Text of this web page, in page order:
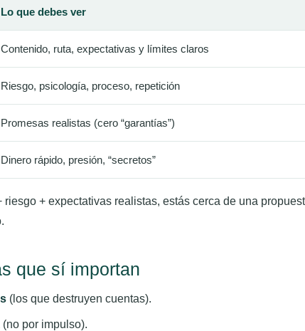
Lo que debes ver
Contenido, ruta, expectativas y límites claros
Riesgo, psicología, proceso, repetición
Promesas realistas (cero “garantías”)
Dinero rápido, presión, “secretos”
riesgo + expectativas realistas, estás cerca de una
que sí importan
(los que destruyen cuentas).
(no por impulso).